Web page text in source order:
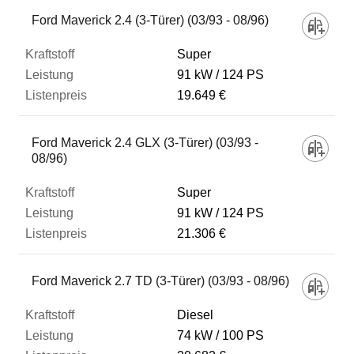
Fahrzeug
Kraftstoff
Leistung
Listenpreis
Zum Vergleich hinzufügen
Ford Maverick 2.4 (3-Türer) (03/93 - 08/96)
Super
91 kW
124 PS
19.649 €
Ford Maverick 2.4 GLX (3-Türer) (03/93 -
08/96)
Super
91 kW
124 PS
21.306 €
Ford Maverick 2.7 TD (3-Türer) (03/93 - 08/96)
Diesel
74 kW
100 PS